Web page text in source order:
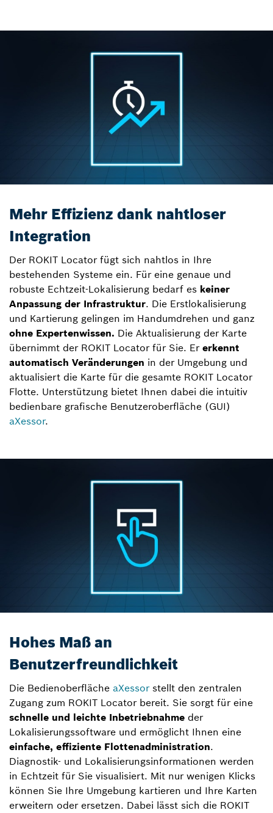
Mehr Effizienz dank nahtloser
Integration
Der ROKIT Locator fügt sich nahtlos in Ihre
bestehenden Systeme ein. Für eine genaue und
robuste Echtzeit-Lokalisierung bedarf es keiner
Anpassung der Infrastruktur. Die Erstlokalisierung
und Kartierung gelingen im Handumdrehen und ganz
ohne Expertenwissen. Die Aktualisierung der Karte
übernimmt der ROKIT Locator für Sie. Er erkennt
automatisch Veränderungen in der Umgebung und
aktualisiert die Karte für die gesamte ROKIT Locator
Flotte. Unterstützung bietet Ihnen dabei die intuitiv
bedienbare grafische Benutzeroberfläche (GUI)
aXessor.
Hohes Maß an
Benutzerfreundlichkeit
Die Bedienoberfläche aXessorstellt den zentralen
Zugang zum ROKIT Locator bereit. Sie sorgt für eine
schnelle und leichte Inbetriebnahme der
Lokalisierungssoftware und ermöglicht Ihnen eine
einfache, effiziente Flottenadministration.
Diagnostik- und Lokalisierungsinformationen werden
in Echtzeit für Sie visualisiert. Mit nur wenigen Klicks
können Sie Ihre Umgebung kartieren und Ihre Karten
erweitern oder ersetzen. Dabei lässt sich die ROKIT